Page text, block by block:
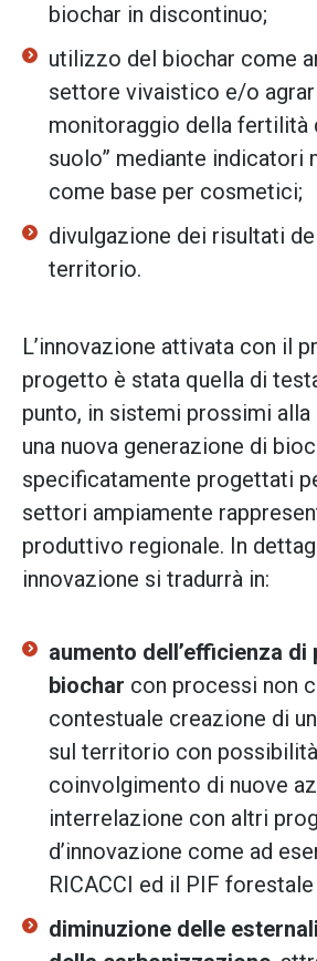
biochar in discontinuo;
utilizzo del biochar come
settore vivaistico e/o
monitoraggio della fertilità
suolo” mediante indicatori
come base per cosmetici;
divulgazione dei risultati
territorio.
L’innovazione attivata con il
progetto è stata quella di
punto, in sistemi prossimi
una nuova generazione di
specificatamente progettati
settori ampiamente
produttivo regionale. In
innovazione si tradurrà in:
aumento dell’efficienza
biochar con processi non
contestuale creazione di
sul territorio con
coinvolgimento di nuove
interrelazione con altri
d’innovazione come ad
RICACCI ed il PIF forestale
diminuzione delle